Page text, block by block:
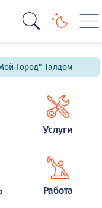
Город" Талдом
Услуги
Работа